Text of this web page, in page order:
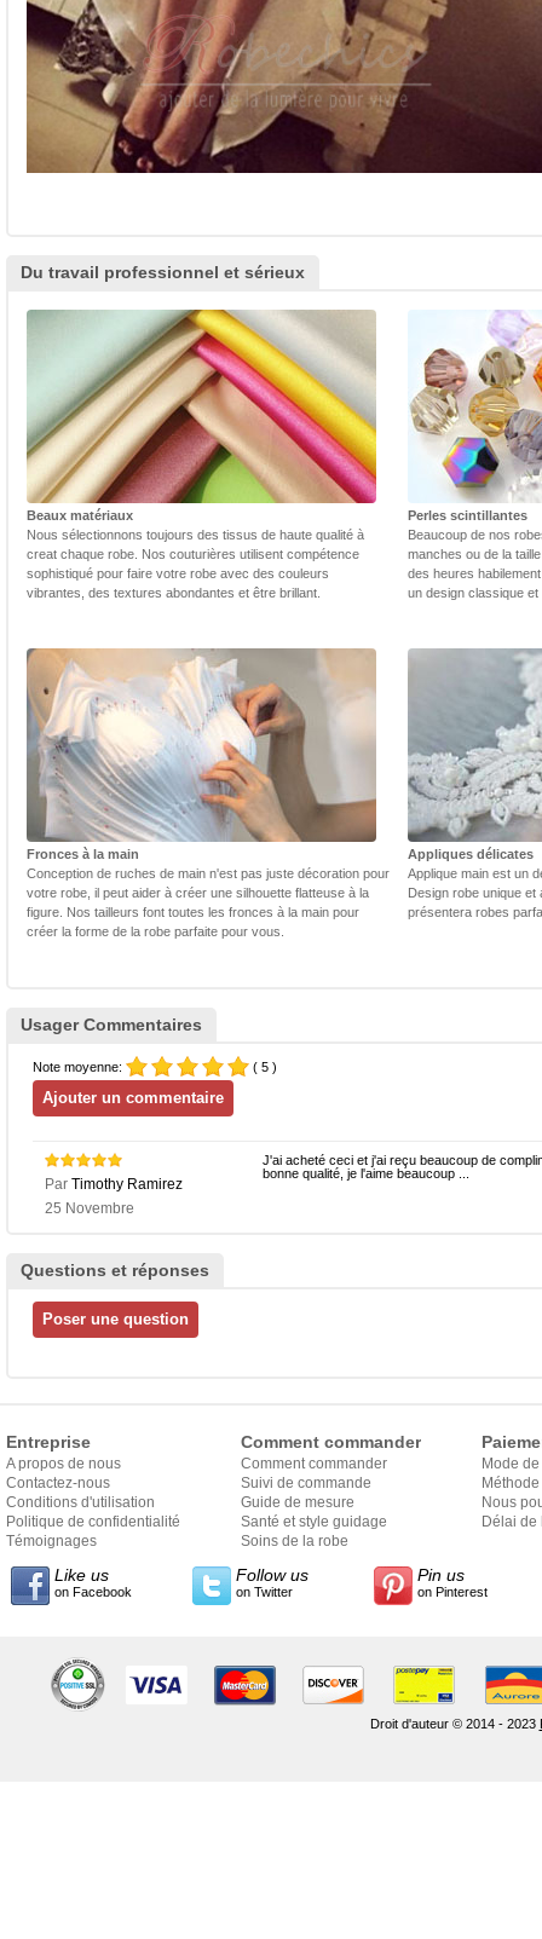
Du travail professionnel et sérieux
Beaux matériaux
Nous sélectionnons toujours des tissus de haute qualité à
creat chaque robe. Nos couturières utilisent compétence
sophistiqué pour faire votre robe avec des couleurs
vibrantes, des textures abondantes et être brillant.
Perles scintillantes
Beaucoup de nos
manches ou de la
des heures
un design classique
Fronces à la main
Conception de ruches de main n'est pas juste décoration pour
votre robe, il peut aider à créer une silhouette flatteuse à la
figure. Nos tailleurs font toutes les fronces à la main pour
créer la forme de la robe parfaite pour vous.
Appliques délicates
Applique main est un
Design robe unique et
présentera robes
Usager Commentaires
Note moyenne: ( 5 )
Par Timothy Ramirez
25 Novembre
J'ai acheté ceci et j'ai reçu beaucoup de
bonne qualité, je l'aime beaucoup ...
Questions et réponses
Entreprise
A propos de nous
Contactez-nous
Conditions d'utilisation
Politique de confidentialité
Témoignages
Comment commander
Comment commander
Suivi de commande
Guide de mesure
Santé et style guidage
Soins de la robe
Mode
Nous
Délai de
Like us
on Facebook
Follow us
on Twitter
Pin us
on Pinterest
Droit d'auteur © 2014 - 2023